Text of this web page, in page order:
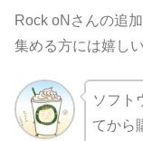
Rock oNさんの追
集める方には嬉し
ソフト
てから